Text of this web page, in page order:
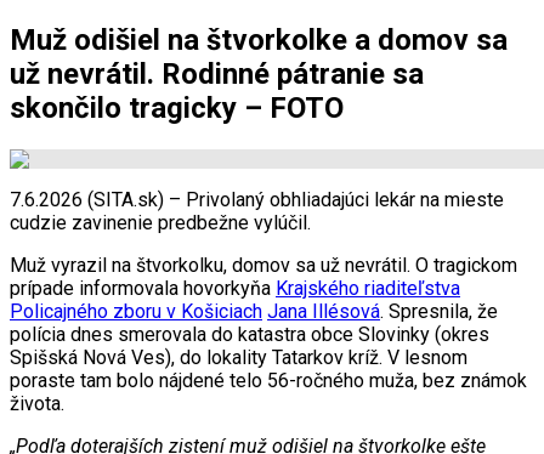
Muž odišiel na štvorkolke a domov sa
už nevrátil. Rodinné pátranie sa
skončilo tragicky – FOTO
7.6.2026 (SITA.sk) – Privolaný obhliadajúci lekár na mieste
cudzie zavinenie predbežne vylúčil.
Muž vyrazil na štvorkolku, domov sa už nevrátil. O tragickom
prípade informovala hovorkyňa Krajského riaditeľstva
Policajného zboru v Košiciach Jana Illésová. Spresnila, že
polícia dnes smerovala do katastra obce Slovinky (okres
Spišská Nová Ves), do lokality Tatarkov kríž. V lesnom
poraste tam bolo nájdené telo 56-ročného muža, bez známok
života.
„Podľa doterajších zistení muž odišiel na štvorkolke ešte